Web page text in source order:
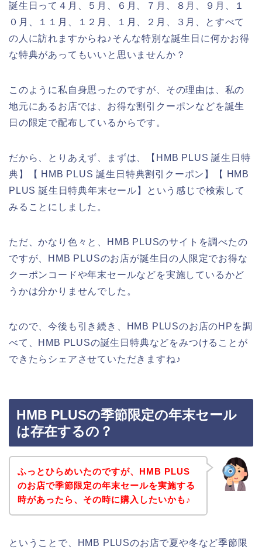
誕生日って４月、５月、６月、７月、８月、９月、１
０月、１１月、１２月、１月、２月、３月、とすべて
の人に訪れますからね♪そんな特別な誕生日に何かお得
な特典があってもいいと思いませんか？
このように私自身思ったのですが、その理由は、私の
地元にあるお店では、お得な割引クーポンなどを誕生
日の限定で配布しているからです。
だから、とりあえず、まずは、【HMB PLUS 誕生日特
典】【 HMB PLUS 誕生日特典割引クーポン】【 HMB
PLUS 誕生日特典年末セール】という感じで検索して
みることにしました。
ただ、かなり色々と、HMB PLUSのサイトを調べたの
ですが、HMB PLUSのお店が誕生日の人限定でお得な
クーポンコードや年末セールなどを実施しているかど
うかは分かりませんでした。
なので、今後も引き続き、HMB PLUSのお店のHPを調
べて、HMB PLUSの誕生日特典などをみつけることが
できたらシェアさせていただきますね♪
HMB PLUSの季節限定の年末セール
は存在するの？
ふっとひらめいたのですが、HMB PLUS
のお店で季節限定の年末セールを実施する
時があったら、その時に購入したいかも♪
ということで、HMB PLUSのお店で夏や冬など季節限